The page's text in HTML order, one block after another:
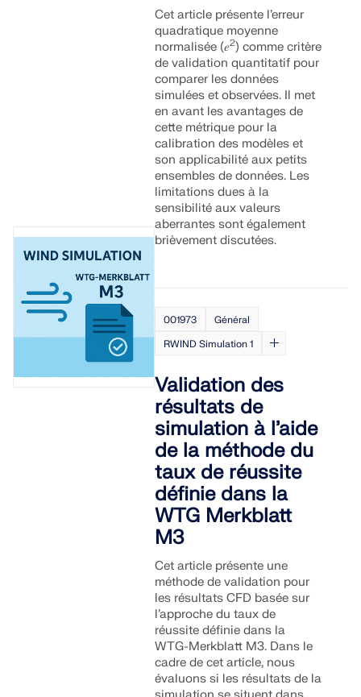
Cet article présente l’erreur
quadratique moyenne
normalisée (𝑒2) comme critère
de validation quantitatif pour
comparer les données
simulées et observées. Il met
en avant les avantages de
cette métrique pour la
calibration des modèles et
son applicabilité aux petits
ensembles de données. Les
limitations dues à la
sensibilité aux valeurs
aberrantes sont également
brièvement discutées.
001973
Général
RWIND Simulation 1
Validation des
résultats de
simulation à l’aide
de la méthode du
taux de réussite
définie dans la
WTG Merkblatt
M3
Cet article présente une
méthode de validation pour
les résultats CFD basée sur
l’approche du taux de
réussite définie dans la
WTG-Merkblatt M3. Dans le
cadre de cet article, nous
évaluons si les résultats de la